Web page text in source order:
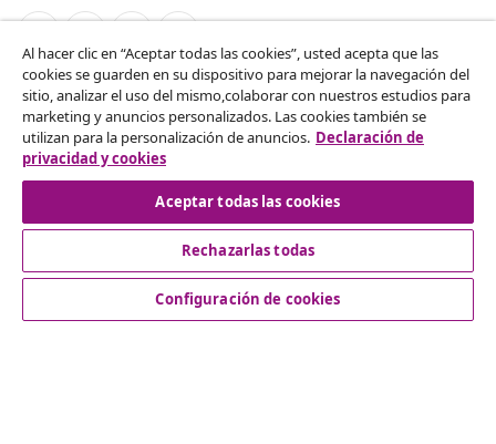
Desistir del contrato
Solicita la cancelación de tu pedido.
Desistir del contrato
Servicio al Cliente
Al hacer clic en “Aceptar todas las cookies”, usted acepta que las
cookies se guarden en su dispositivo para mejorar la navegación del
sitio, analizar el uso del mismo,colaborar con nuestros estudios para
marketing y anuncios personalizados. Las cookies también se
utilizan para la personalización de anuncios. Declaración de
privacidad y cookies
Aceptar todas las cookies
Rechazarlas todas
Configuración de cookies